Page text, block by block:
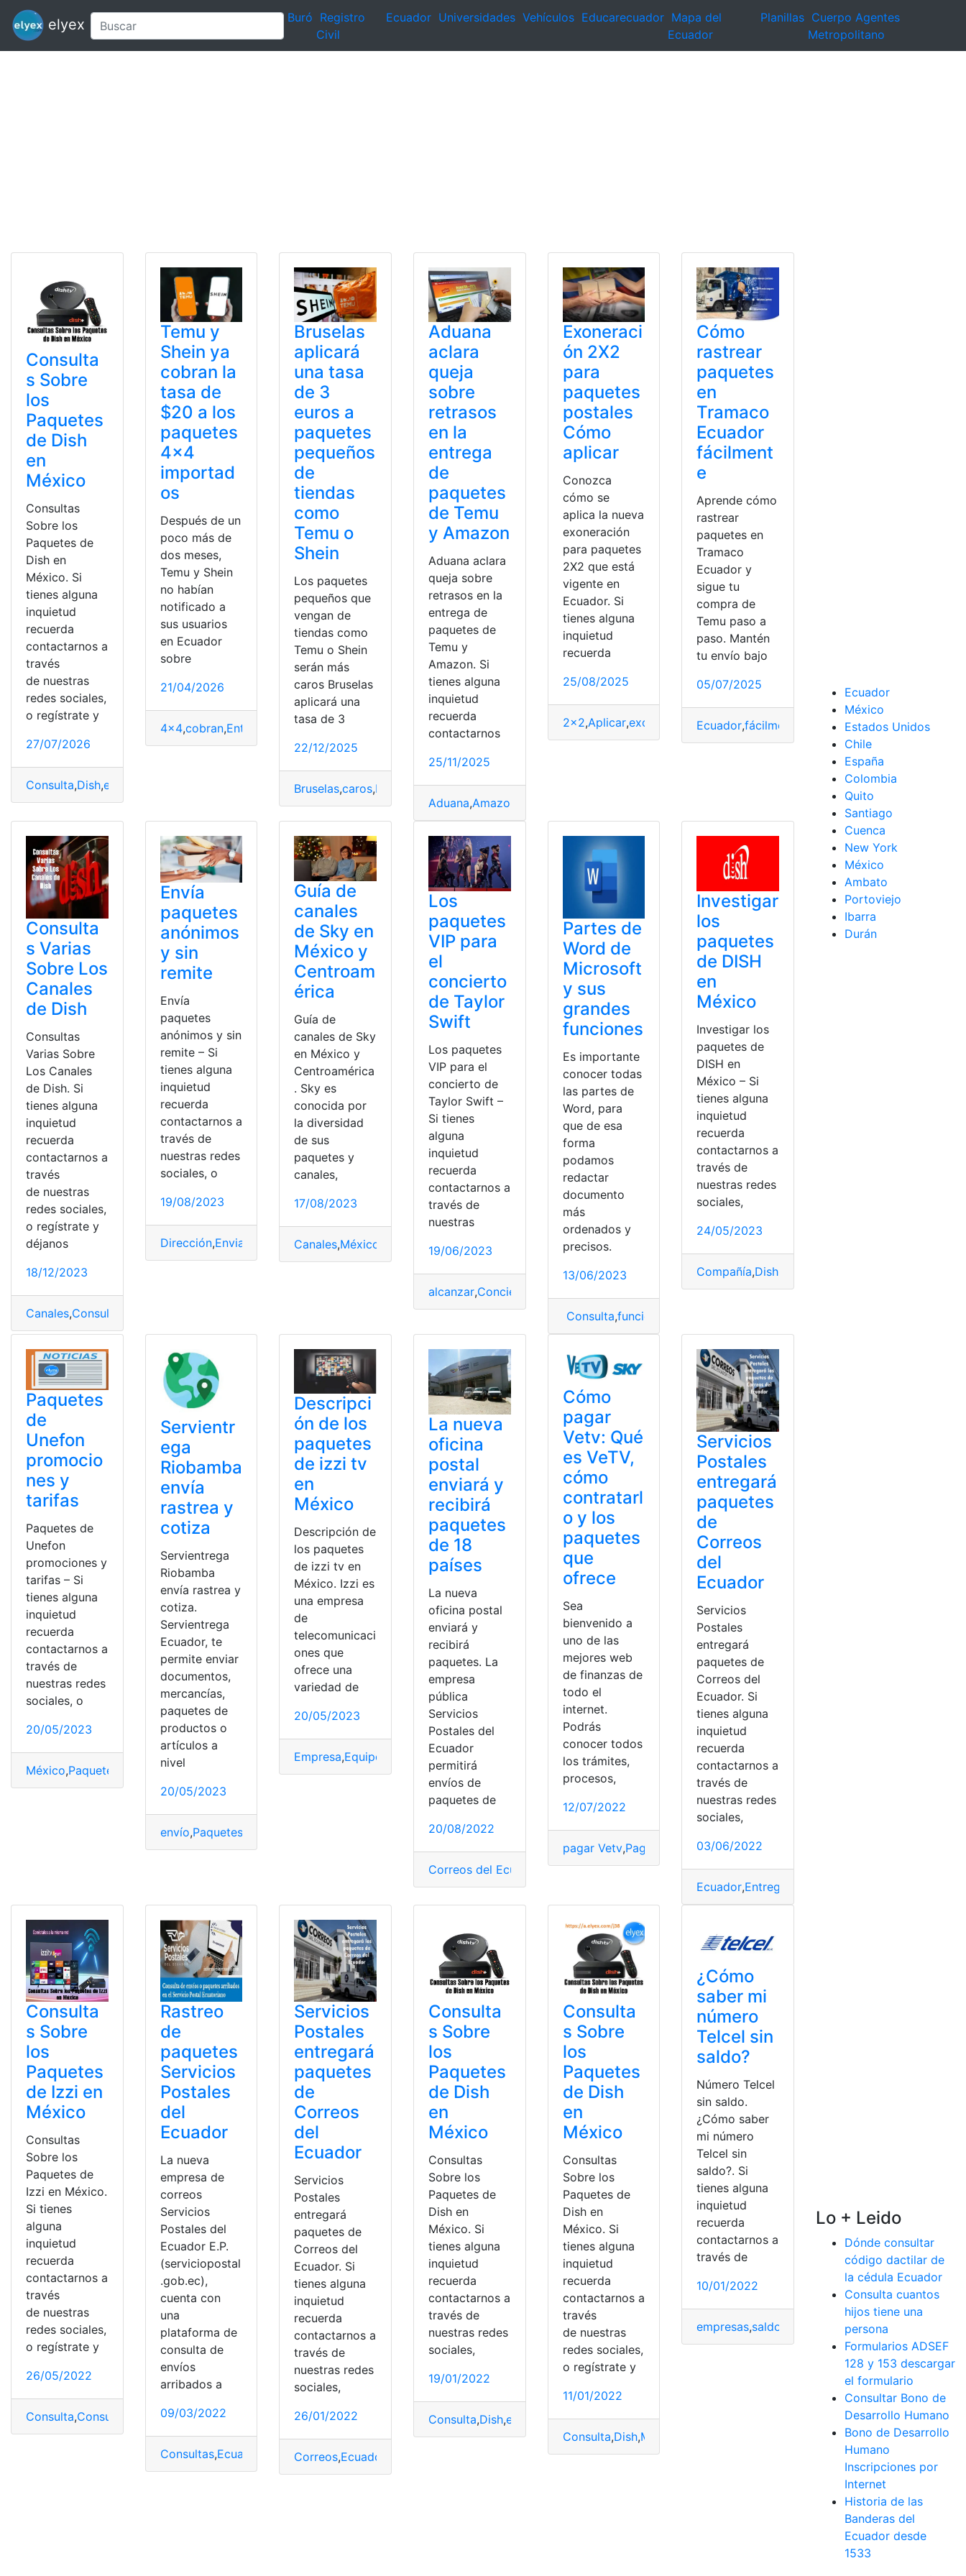
elyex Buró Registro
Civil
Ecuador Universidades Vehículos Educarecuador Mapa del
Ecuador
Planillas Cuerpo Agentes
Metropolitano
Consulta
s Sobre
los
Paquetes
de Dish
en
México
Consultas
Sobre los
Paquetes de
Dish en
México. Si
tienes alguna
inquietud
recuerda
contactarnos a
través
de nuestras
redes sociales,
o regístrate y
27/07/2026
Consulta,Dish,envío
Temu y
Shein ya
cobran la
tasa de
$20 a los
paquetes
4×4
importad
os
Después de un
poco más de
dos meses,
Temu y Shein
no habían
notificado a
sus usuarios
en Ecuador
sobre
21/04/2026
4x4,cobran,Entretenimiento , importados Paquetes,Shein,Tasa,Temu
Bruselas
aplicará
una tasa
de 3
euros a
paquetes
pequeños
de
tiendas
como
Temu o
Shein
Los paquetes
pequeños que
vengan de
tiendas como
Temu o Shein
serán más
caros Bruselas
aplicará una
tasa de 3
22/12/2025
Bruselas,caros,Euros Paquetes,pequeños,Shein
Aduana
aclara
queja
sobre
retrasos
en la
entrega
de
paquetes
de Temu
y Amazon
Aduana aclara
queja sobre
retrasos en la
entrega de
paquetes de
Temu y
Amazon. Si
tienes alguna
inquietud
recuerda
contactarnos
25/11/2025
Aduana,Amazon
Exoneraci
ón 2X2
para
paquetes
postales
Cómo
aplicar
Conozca
cómo se
aplica la nueva
exoneración
para paquetes
2X2 que está
vigente en
Ecuador. Si
tienes alguna
inquietud
recuerda
25/08/2025
2x2,Aplicar,exoneración ,Paquetes,Postales
Cómo
rastrear
paquetes
en
Tramaco
Ecuador
fácilment
e
Aprende cómo
rastrear
paquetes en
Tramaco
Ecuador y
sigue tu
compra de
Temu paso a
paso. Mantén
tu envío bajo
05/07/2025
Ecuador,fácilmente Paquetes,Rastrear,Tramaco
Consulta
s Varias
Sobre Los
Canales
de Dish
Consultas
Varias Sobre
Los Canales
de Dish. Si
tienes alguna
inquietud
recuerda
contactarnos a
través
de nuestras
redes sociales,
o regístrate y
déjanos
18/12/2023
Canales,Consultas
Envía
paquetes
anónimos
y sin
remite
Envía
paquetes
anónimos y sin
remite – Si
tienes alguna
inquietud
recuerda
contactarnos a
través de
nuestras redes
sociales, o
19/08/2023
Dirección,Enviar España,Paquetes,
Guía de
canales
de Sky en
México y
Centroam
érica
Guía de
canales de Sky
en México y
Centroamérica
. Sky es
conocida por
la diversidad
de sus
paquetes y
canales,
17/08/2023
Canales,México Paquetes,Servicio,Usuario
Los
paquetes
VIP para
el
concierto
de Taylor
Swift
Los paquetes
VIP para el
concierto de
Taylor Swift –
Si tienes
alguna
inquietud
recuerda
contactarnos a
través de
nuestras
19/06/2023
alcanzar,Concierto
Partes de
Word de
Microsoft
y sus
grandes
funciones
Es importante
conocer todas
las partes de
Word, para
que de esa
forma
podamos
redactar
documento
más
ordenados y
precisos.
13/06/2023
Consulta,funciones
Investigar
los
paquetes
de DISH
en
México
Investigar los
paquetes de
DISH en
México – Si
tienes alguna
inquietud
recuerda
contactarnos a
través de
nuestras redes
sociales,
24/05/2023
Compañía,Dish
Paquetes
de
Unefon
promocio
nes y
tarifas
Paquetes de
Unefon
promociones y
tarifas – Si
tienes alguna
inquietud
recuerda
contactarnos a
través de
nuestras redes
sociales, o
20/05/2023
México,Paquete promociones
Servientr
ega
Riobamba
envía
rastrea y
cotiza
Servientrega
Riobamba
envía rastrea y
cotiza.
Servientrega
Ecuador, te
permite enviar
documentos,
mercancías,
paquetes de
productos o
artículos a
nivel
20/05/2023
envío,Paquetes
Descripci
ón de los
paquetes
de izzi tv
en
México
Descripción de
los paquetes
de izzi tv en
México. Izzi es
una empresa
de
telecomunicaci
ones que
ofrece una
variedad de
20/05/2023
Empresa,Equipos México,Paquetes
La nueva
oficina
postal
enviará y
recibirá
paquetes
de 18
países
La nueva
oficina postal
enviará y
recibirá
paquetes. La
empresa
pública
Servicios
Postales del
Ecuador
permitirá
envíos de
paquetes de
20/08/2022
Correos del Ecuador Ecuador,Empresa,empresa ecuatoriana,empresa pública Servicios Postales
Cómo
pagar
Vetv: Qué
es VeTV,
cómo
contratarl
o y los
paquetes
que
ofrece
Sea
bienvenido a
uno de las
mejores web
de finanzas de
todo el
internet.
Podrás
conocer todos
los trámites,
procesos,
12/07/2022
pagar Vetv,Pagos Paquetes,Servicio en línea
Servicios
Postales
entregará
paquetes
de
Correos
del
Ecuador
Servicios
Postales
entregará
paquetes de
Correos del
Ecuador. Si
tienes alguna
inquietud
recuerda
contactarnos a
través de
nuestras redes
sociales,
03/06/2022
Ecuador,Entregas
Consulta
s Sobre
los
Paquetes
de Izzi en
México
Consultas
Sobre los
Paquetes de
Izzi en México.
Si tienes
alguna
inquietud
recuerda
contactarnos a
través
de nuestras
redes sociales,
o regístrate y
26/05/2022
Consulta,Consultas México,Paquete
Rastreo
de
paquetes
Servicios
Postales
del
Ecuador
La nueva
empresa de
correos
Servicios
Postales del
Ecuador E.P.
(serviciopostal
.gob.ec),
cuenta con
una
plataforma de
consulta de
envíos
arribados a
09/03/2022
Consultas,Ecuador Paquetes,Rastreo,top2
Servicios
Postales
entregará
paquetes
de
Correos
del
Ecuador
Servicios
Postales
entregará
paquetes de
Correos del
Ecuador. Si
tienes alguna
inquietud
recuerda
contactarnos a
través de
nuestras redes
sociales,
26/01/2022
Correos,Ecuador Servicios
Consulta
s Sobre
los
Paquetes
de Dish
en
México
Consultas
Sobre los
Paquetes de
Dish en
México. Si
tienes alguna
inquietud
recuerda
contactarnos a
través de
nuestras redes
sociales,
19/01/2022
Consulta,Dish,envío México,Paquetes
Consulta
s Sobre
los
Paquetes
de Dish
en
México
Consultas
Sobre los
Paquetes de
Dish en
México. Si
tienes alguna
inquietud
recuerda
contactarnos a
través
de nuestras
redes sociales,
o regístrate y
11/01/2022
Consulta,Dish,México
¿Cómo
saber mi
número
Telcel sin
saldo?
Número Telcel
sin saldo.
¿Cómo saber
mi número
Telcel sin
saldo?. Si
tienes alguna
inquietud
recuerda
contactarnos a
través de
10/01/2022
empresas,saldos Telecomunicaciones
Ecuador
México
Estados Unidos
Chile
España
Colombia
Quito
Santiago
Cuenca
New York
México
Ambato
Portoviejo
Ibarra
Durán
Lo + Leido
Dónde consultar
código dactilar de
la cédula Ecuador
Consulta cuantos
hijos tiene una
persona
Formularios ADSEF
128 y 153 descargar
el formulario
Consultar Bono de
Desarrollo Humano
Bono de Desarrollo
Humano
Inscripciones por
Internet
Historia de las
Banderas del
Ecuador desde
1533